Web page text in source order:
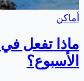
أماكن
ماذا تفعل
الأسبوع؟